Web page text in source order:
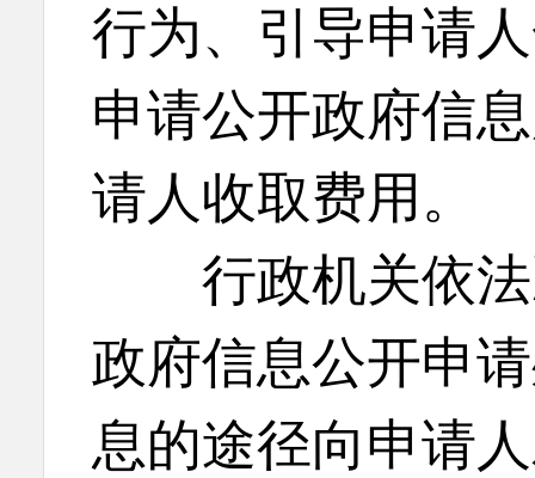
行为、引导申请
申请公开政府信
请人收取费用。
行政机关依法
政府信息公开申
息的途径向申请